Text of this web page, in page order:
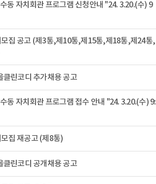
동 자치회관 프로그램 신청안내 "24. 3.20.(수) 9
모집 공고 (제3통,제10통,제15통,제18통,제24통,
클린코디 추가채용 공고
동 자치회관 프로그램 접수 안내 "24. 3.20.(수) 9:
집 재공고 (제8통)
클린코디 공개채용 공고